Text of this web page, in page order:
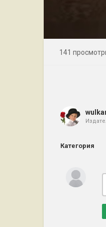
141
Категория